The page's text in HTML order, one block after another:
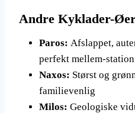
Andre Kyklader-
Paros: Afslappet,
perfekt mellem-station
Naxos: Størst og
familievenlig
Milos: Geologiske